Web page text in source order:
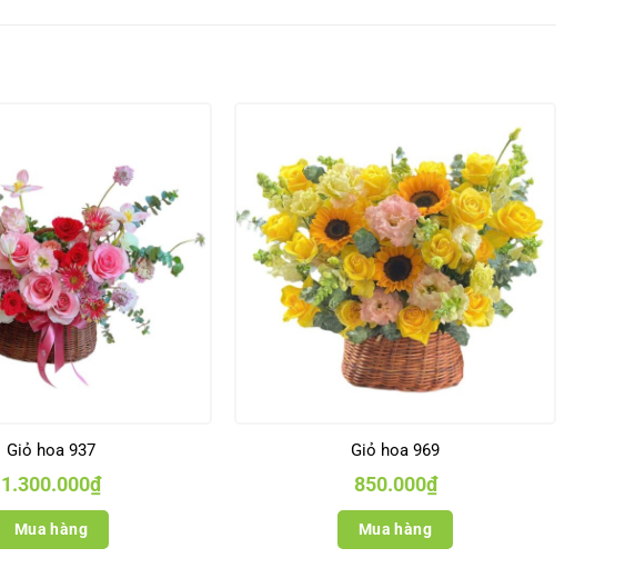
Giỏ hoa 937
1.300.000₫
Mua hàng
Giỏ hoa 969
850.000₫
Mua hàng